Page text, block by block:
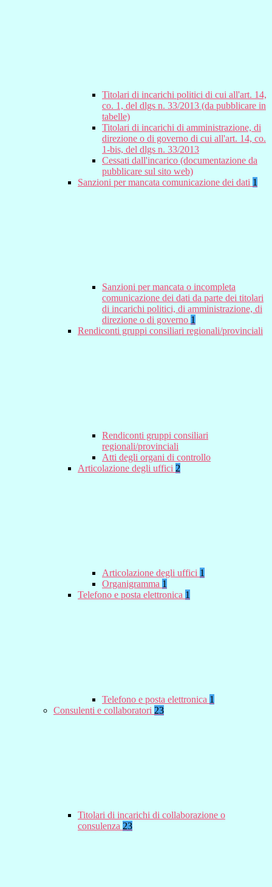
Titolari di incarichi politici di cui all'art. 14,
co. 1, del dlgs n. 33/2013 (da pubblicare in
tabelle)
Titolari di incarichi di amministrazione, di
direzione o di governo di cui all'art. 14, co.
1-bis, del dlgs n. 33/2013
Cessati dall'incarico (documentazione da
pubblicare sul sito web)
Sanzioni per mancata comunicazione dei dati 1
Sanzioni per mancata o incompleta
comunicazione dei dati da parte dei titolari
di incarichi politici, di amministrazione, di
direzione o di governo 1
Rendiconti gruppi consiliari regionali/provinciali
Rendiconti gruppi consiliari
regionali/provinciali
Atti degli organi di controllo
Articolazione degli uffici 2
Articolazione degli uffici 1
Organigramma 1
Telefono e posta elettronica 1
Telefono e posta elettronica 1
Consulenti e collaboratori 23
Titolari di incarichi di collaborazione o
consulenza 23